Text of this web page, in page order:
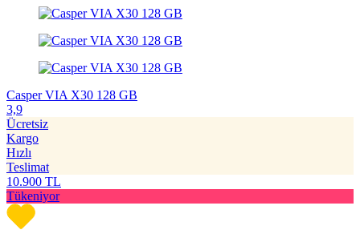
Casper VIA X30 128 GB
3,9
Ücretsiz
Kargo
Hızlı
Teslimat
10.900 TL
Tükeniyor